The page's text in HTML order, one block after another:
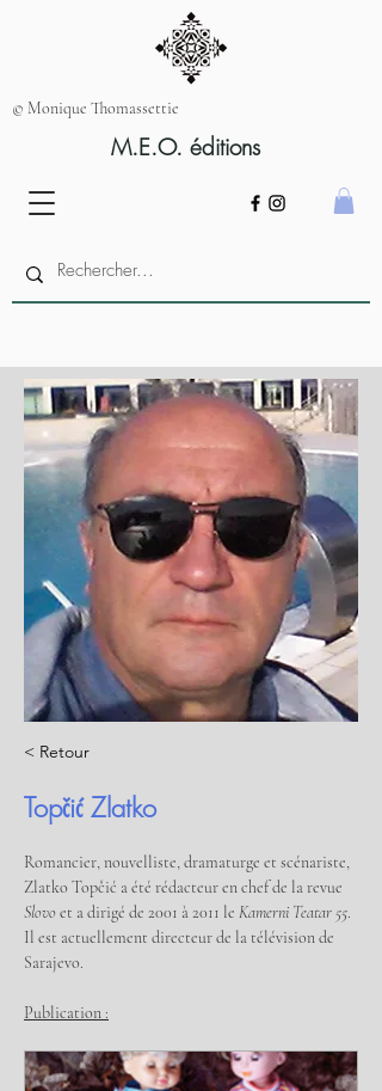
M.E.O. éditions
© Monique Thomassettie
< Retour
Topčić Zlatko
Romancier, nouvelliste, dramaturge et scénariste,
Zlatko Topčić a été rédacteur en chef de la revue
Slovo et a dirigé de 2001 à 2011 le Kamerni Teatar 55.
Il est actuellement directeur de la télévision de
Sarajevo.
Publication :